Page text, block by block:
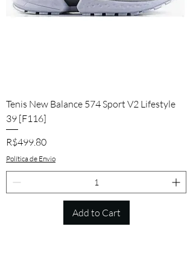
Tenis New Balance 574 Sport V2 Lifestyle
39 [F116]
Price
R$499.80
Política de Envio
Add to Cart